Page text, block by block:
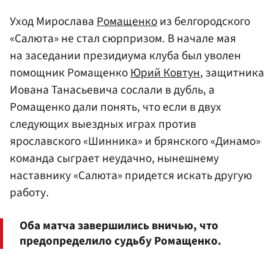
Уход Мирослава Ромащенкоиз белгородского
«Салюта» не стал сюрпризом. В начале мая
на заседании президиума клуба был уволен
помощник РомащенкоЮрий Ковтун, защитника
Иована Танасьевича сослали в дубль, а
Ромащенко дали понять, что если в двух
следующих выездных играх против
ярославского «Шинника» и брянского «Динамо»
команда сыграет неудачно, нынешнему
наставнику «Салюта» придется искать другую
работу.
Оба матча завершились вничью, что
предопределило судьбу Ромащенко.